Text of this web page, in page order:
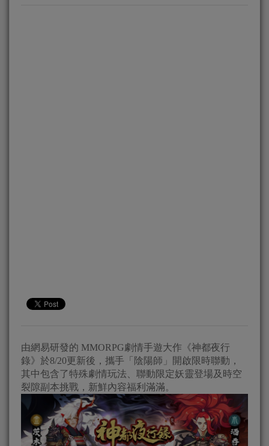
由網易研發的 MMORPG劇情手遊大作《神都夜行
錄》於8/20更新後，攜手「陰陽師」開啟限時聯動，
其中包含了特殊劇情玩法、聯動限定妖靈登場及時空
裂隙副本挑戰，新鮮內容福利滿滿。